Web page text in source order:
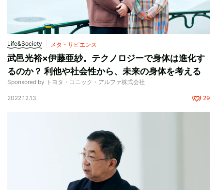
Life&Society メタ・サピエンス
武邑光裕×伊藤亜紗。テクノロジーで身体は進化す
るのか？ 利他や社会性から、未来の身体を考える
Sponsored by トヨタ・コニック・アルファ株式会社
2022.12.13 29